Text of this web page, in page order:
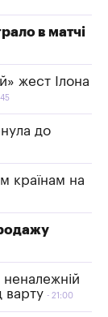
в матчі
жест Ілона
до
країнам на
варту
21:00